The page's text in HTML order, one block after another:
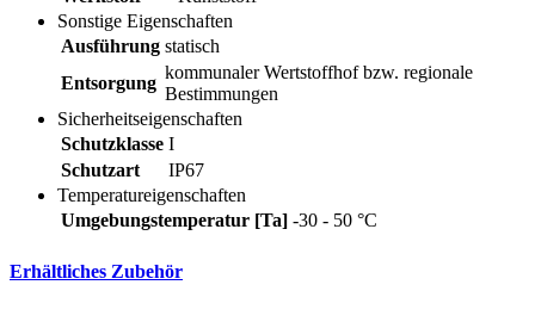
Sonstige Eigenschaften
Ausführung statisch
Entsorgung
kommunaler Wertstoffhof bzw. regionale
Bestimmungen
Sicherheitseigenschaften
Schutzklasse I
Schutzart
IP67
Temperatureigenschaften
Umgebungstemperatur [Ta] -30 - 50 °C
Erhältliches Zubehör